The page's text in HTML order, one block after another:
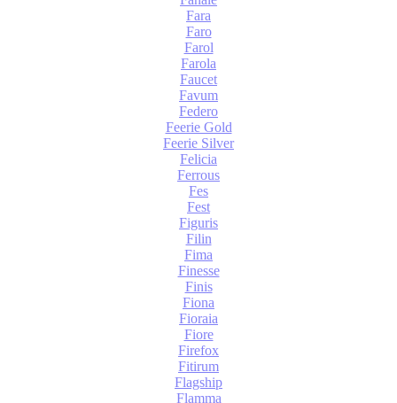
Fara
Faro
Farol
Farola
Faucet
Favum
Federo
Feerie Gold
Feerie Silver
Felicia
Ferrous
Fes
Fest
Figuris
Filin
Fima
Finesse
Finis
Fiona
Fioraia
Fiore
Firefox
Fitirum
Flagship
Flamma